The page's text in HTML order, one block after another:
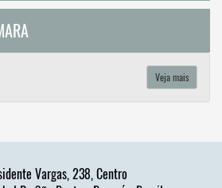
Veja mais
Vargas, 238, Centro